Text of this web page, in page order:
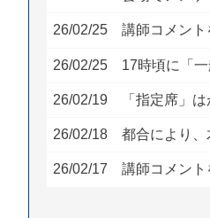
26/02/25 講師コメント
26/02/25 17時頃に「一
26/02/19 「指定席」は
26/02/18 都合により、
26/02/17 講師コメント